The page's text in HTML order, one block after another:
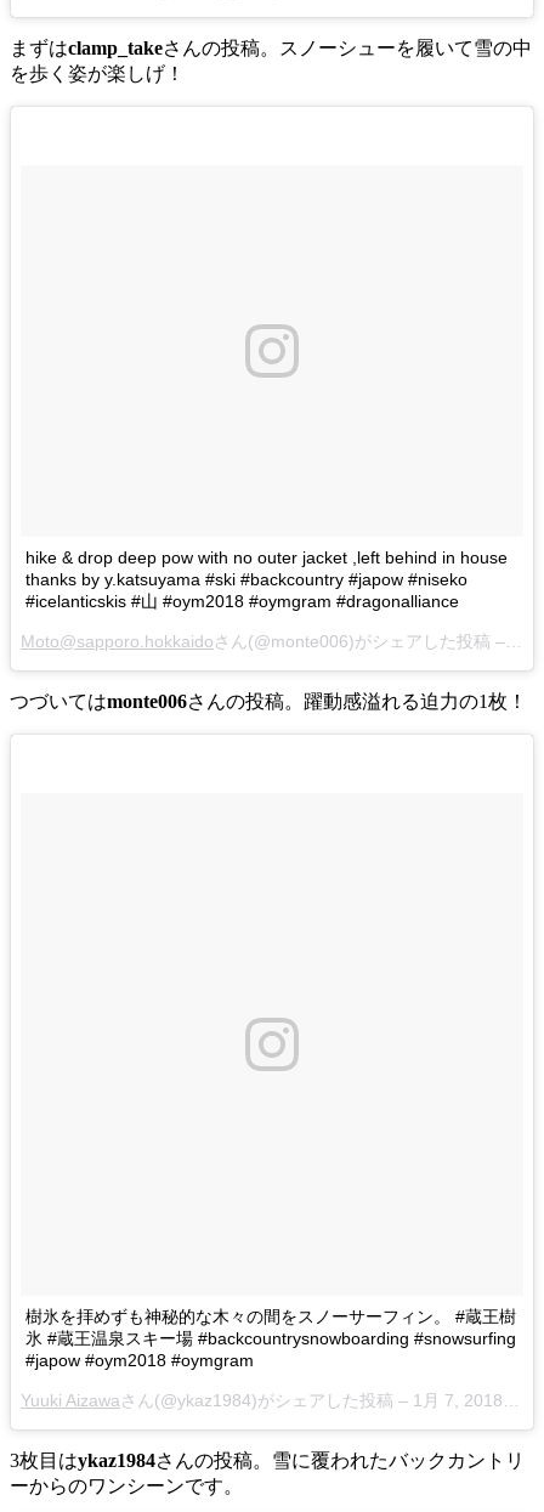
まずはclamp_takeさんの投稿。スノーシューを履いて雪の中
を歩く姿が楽しげ！
hike & drop deep pow with no outer jacket ,left behind in house
thanks by y.katsuyama #ski #backcountry #japow #niseko
#icelanticskis #山 #oym2018 #oymgram #dragonalliance
Moto@sapporo.hokkaidoさん(@monte006)がシェアした投稿 –
つづいてはmonte006さんの投稿。躍動感溢れる迫力の1枚！
樹氷を拝めずも神秘的な木々の間をスノーサーフィン。 #蔵王樹
氷 #蔵王温泉スキー場 #backcountrysnowboarding #snowsurfing
#japow #oym2018 #oymgram
Yuuki Aizawaさん(@ykaz1984)がシェアした投稿 – 1月 7, 2018 at 7:59午後 PST
3枚目はykaz1984さんの投稿。雪に覆われたバックカントリ
ーからのワンシーンです。